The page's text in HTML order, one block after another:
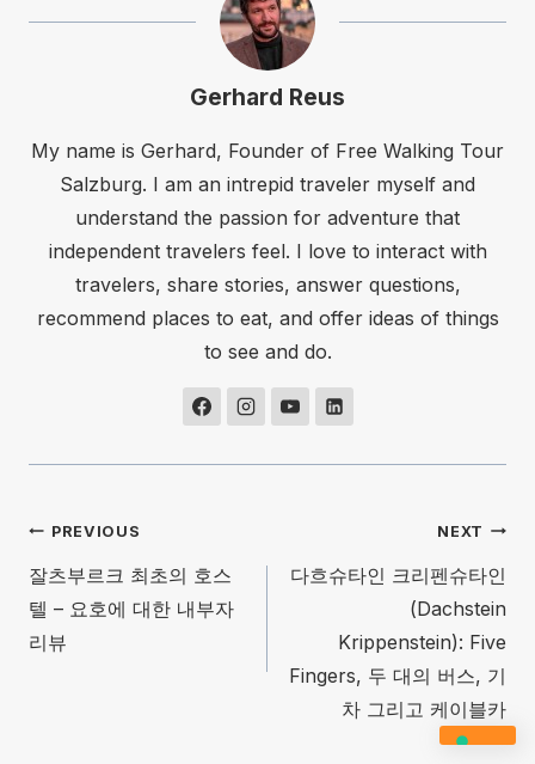
Gerhard Reus
My name is Gerhard, Founder of Free Walking Tour
Salzburg. I am an intrepid traveler myself and
understand the passion for adventure that
independent travelers feel. I love to interact with
travelers, share stories, answer questions,
recommend places to eat, and offer ideas of things
to see and do.
글
탐
색
PREVIOUS
잘츠부르크 최초의 호스
텔 – 요호에 대한 내부자
리뷰
NEXT
다흐슈타인 크리펜슈타인
(Dachstein
Krippenstein): Five
Fingers, 두 대의 버스, 기
차 그리고 케이블카